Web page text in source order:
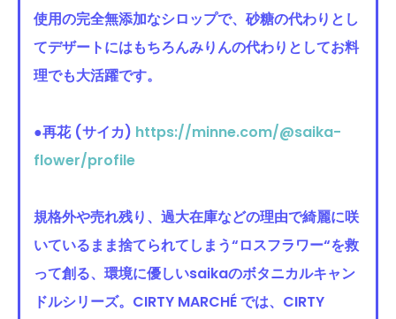
使用の完全無添加なシロップで、砂糖の代わりとし
てデザートにはもちろんみりんの代わりとしてお料
理でも大活躍です。
●再花 (サイカ) https://minne.com/@saika-
flower/profile
規格外や売れ残り、過大在庫などの理由で綺麗に咲
いているまま捨てられてしまう“ロスフラワー“を救
って創る、環境に優しいsaikaのボタニカルキャン
ドルシリーズ。CIRTY MARCHÉ では、CIRTY